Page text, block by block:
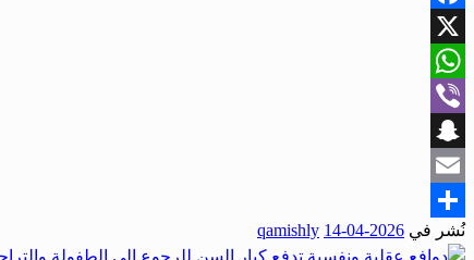
Facebook
X
WhatsApp
Viber
Snapchat
Email
Share
نُشر في 2026-04-14
qamishly